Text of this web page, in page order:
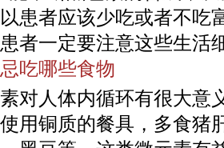
患者应该少吃或者不吃
者一定要注意这些生活
吃哪些食物
人体内循环有很大意
用铜质的餐具，多食猪